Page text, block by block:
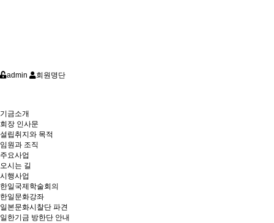
admin 회원명단
기금소개
회장 인사문
설립취지와 목적
임원과 조직
주요사업
오시는 길
시행사업
한일국제학술회의
한일문화강좌
일본문화시찰단 파견
일한기금 방한단 안내